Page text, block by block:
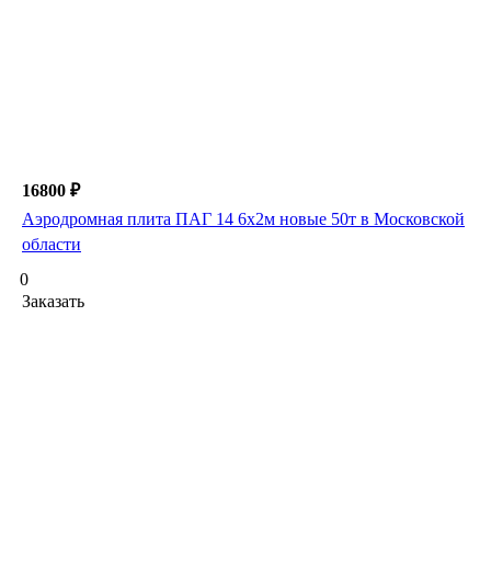
16800 ₽
Аэродромная плита ПАГ 14 6х2м новые 50т в Московской
области
0
Заказать